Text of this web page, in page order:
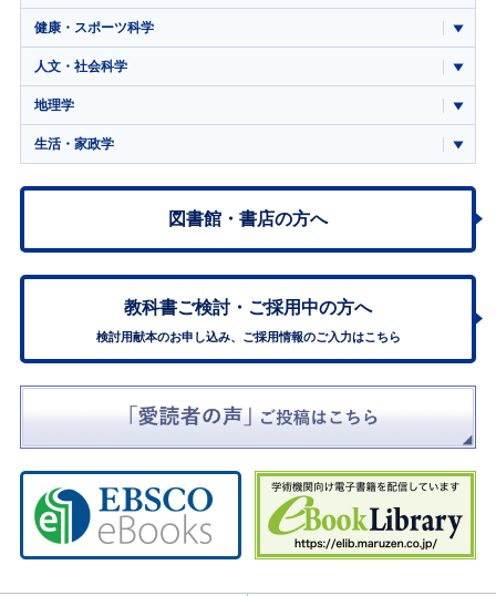
健康・スポーツ科学
人文・社会科学
地理学
生活・家政学
図書館・書店の方へ
教科書ご検討・ ご採用中の方へ
検討用献本のお申し込み、ご採用情報のご入力はこちら